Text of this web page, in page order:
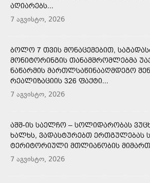
ᲐᲦᲘᲐᲠᲔᲑᲡ...
7 აგვისტო, 2026
ᲑᲝᲚᲝ 7 ᲗᲕᲘᲡ ᲛᲝᲜᲐᲪᲔᲛᲔᲑᲘᲗ,
ᲛᲝᲜᲘᲢᲝᲠᲘᲜᲒᲘᲡ ᲗᲐᲜᲐᲛᲨᲠᲝᲛᲚᲔᲑᲛᲐ
ᲜᲐᲬᲐᲠᲛᲘᲡ ᲛᲐᲠᲗᲚᲡᲐᲬᲘᲜᲐᲐᲦᲛᲓᲔᲒᲝ
ᲠᲔᲐᲚᲘᲖᲐᲪᲘᲘᲡ 326 ᲤᲐᲥᲢᲘ...
7 აგვისტო, 2026
ᲐᲨᲨ-ᲘᲡ ᲡᲐᲔᲚᲩᲝ – ᲡᲝᲚᲘᲓᲐᲠᲝᲑᲐᲡ
ᲮᲐᲚᲮᲡ, ᲕᲐᲓᲐᲡᲢᲣᲠᲔᲑᲗ ᲔᲠᲗᲒᲣᲚᲔᲑᲐᲡ
ᲢᲔᲠᲘᲢᲝᲠᲘᲣᲚᲘ ᲛᲗᲚᲘᲐᲜᲝᲑᲘᲡ ᲛᲘᲛᲐᲠᲗ,
7 აგვისტო, 2026